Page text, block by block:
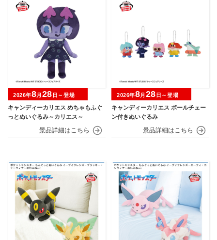
キャンディーカリエス めちゃもふぐ
っとぬいぐるみ～カリエス～
2026年8月 28 日～登場
キャンディーカリエス ボールチェー
ン付きぬいぐるみ
2026年8月 28 日～登場